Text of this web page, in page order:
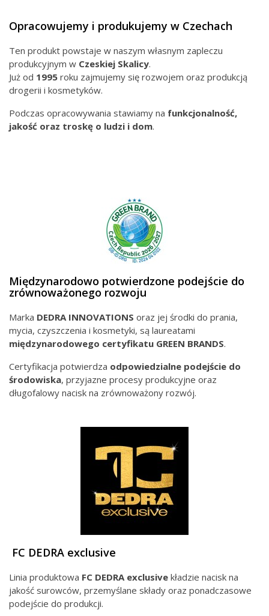
Opracowujemy i produkujemy w Czechach
Ten produkt powstaje w naszym własnym zapleczu
produkcyjnym w Czeskiej Skalicy.
Już od 1995 roku zajmujemy się rozwojem oraz produkcją
drogerii i kosmetyków.
Podczas opracowywania stawiamy na funkcjonalność,
jakość oraz troskę o ludzi i dom.
Międzynarodowo potwierdzone podejście do
zrównoważonego rozwoju
Marka DEDRA INNOVATIONS oraz jej środki do prania,
mycia, czyszczenia i kosmetyki, są laureatami
międzynarodowego certyfikatu GREEN BRANDS.
Certyfikacja potwierdza odpowiedzialne podejście do
środowiska, przyjazne procesy produkcyjne oraz
długofalowy nacisk na zrównoważony rozwój.
FC DEDRA exclusive
Linia produktowa FC DEDRA exclusive kładzie nacisk na
jakość surowców, przemyślane składy oraz ponadczasowe
podejście do produkcji.